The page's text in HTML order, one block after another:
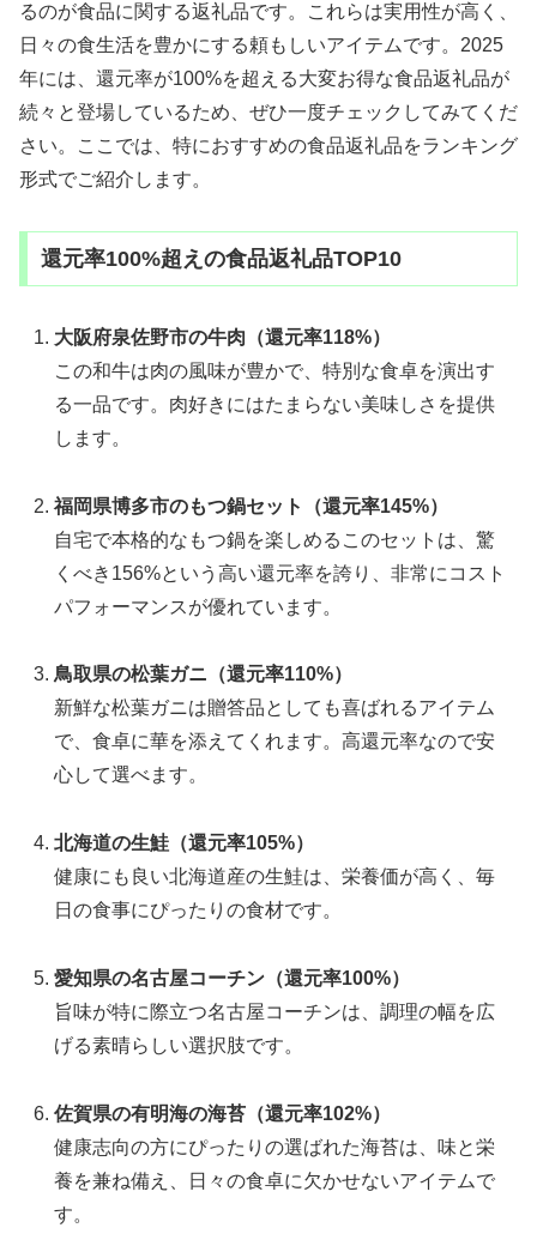
るのが食品に関する返礼品です。これらは実用性が高く、
日々の食生活を豊かにする頼もしいアイテムです。2025
年には、還元率が100%を超える大変お得な食品返礼品が
続々と登場しているため、ぜひ一度チェックしてみてくだ
さい。ここでは、特におすすめの食品返礼品をランキング
形式でご紹介します。
還元率100%超えの食品返礼品TOP10
大阪府泉佐野市の牛肉（還元率118%）
この和牛は肉の風味が豊かで、特別な食卓を演出す
る一品です。肉好きにはたまらない美味しさを提供
します。
福岡県博多市のもつ鍋セット（還元率145%）
自宅で本格的なもつ鍋を楽しめるこのセットは、驚
くべき156%という高い還元率を誇り、非常にコスト
パフォーマンスが優れています。
鳥取県の松葉ガニ（還元率110%）
新鮮な松葉ガニは贈答品としても喜ばれるアイテム
で、食卓に華を添えてくれます。高還元率なので安
心して選べます。
北海道の生鮭（還元率105%）
健康にも良い北海道産の生鮭は、栄養価が高く、毎
日の食事にぴったりの食材です。
愛知県の名古屋コーチン（還元率100%）
旨味が特に際立つ名古屋コーチンは、調理の幅を広
げる素晴らしい選択肢です。
佐賀県の有明海の海苔（還元率102%）
健康志向の方にぴったりの選ばれた海苔は、味と栄
養を兼ね備え、日々の食卓に欠かせないアイテムで
す。